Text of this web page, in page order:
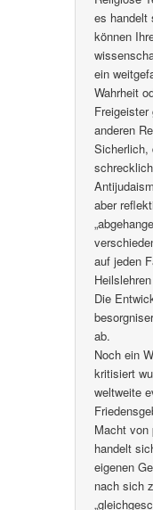
es handelt
können
ein
Wahrheit
anderen
Sicherlich,
aber
auf jeden
Die
ab.
Noch ein
kritisiert
weltweite
Macht von
handelt
eigenen
nach sich